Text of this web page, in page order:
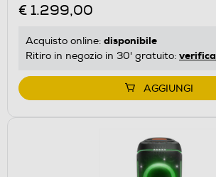
€ 1.299,00
Acquisto online: disponibile
Ritiro in negozio in 30' gratuito: verifica
AGGIUNGI